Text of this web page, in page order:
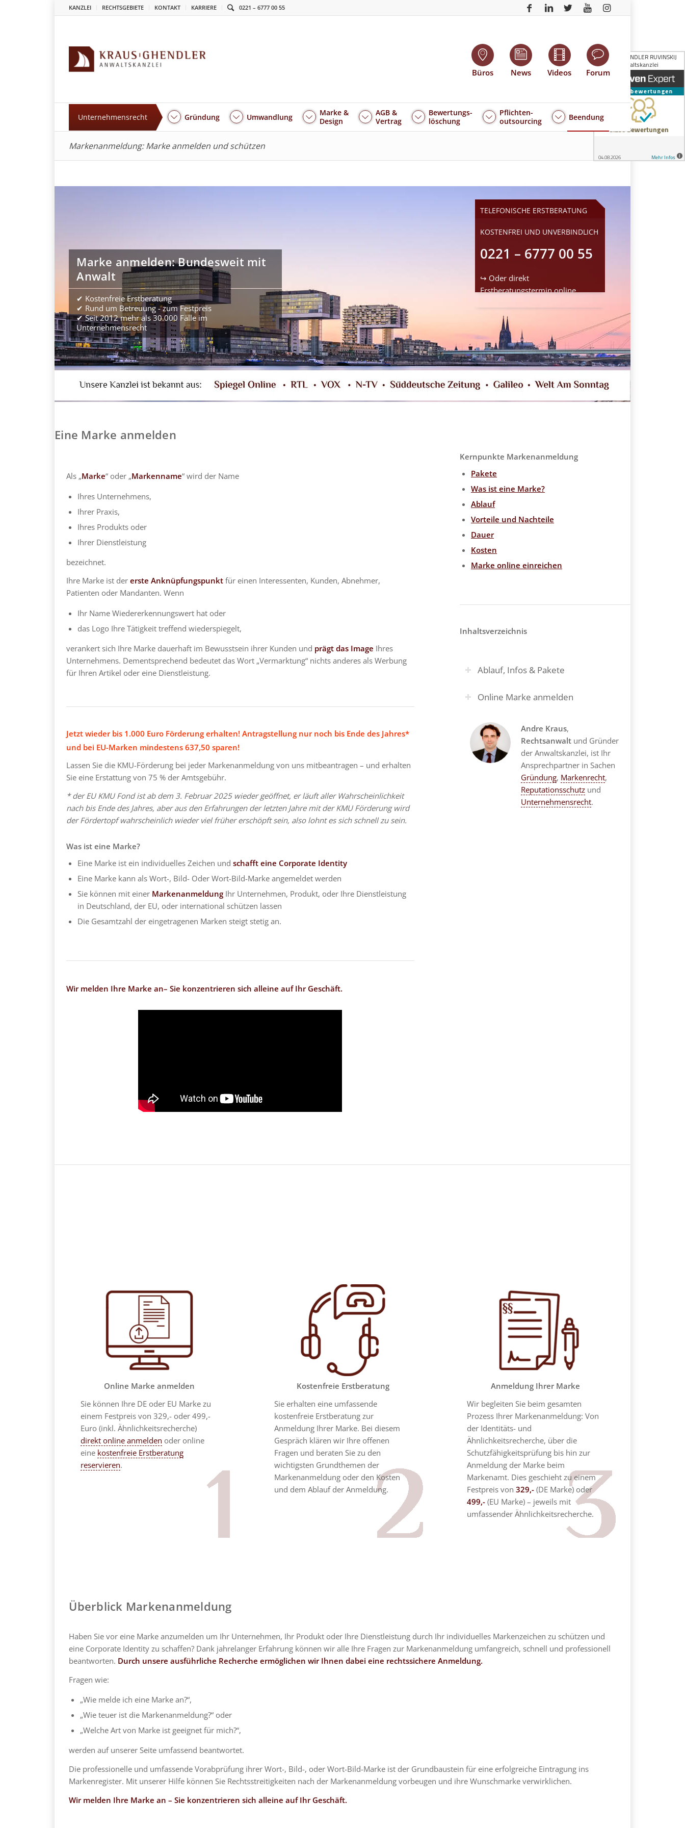
KANZLEI RECHTSGEBIETE KONTAKT KARRIERE 0221 – 6777 00 55
Büros News Videos Forum
Unternehmensrecht Gründung Umwandlung
Marke &
Design
AGB &
Vertrag
Bewertungs-
löschung
Pflichten-
outsourcing
Beendung
Markenanmeldung: Marke anmelden und schützen
Marke anmelden: Bundesweit mit
Anwalt
✔ Kostenfreie Erstberatung
✔ Rund um Betreuung - zum Festpreis
✔ Seit 2012 mehr als 30.000 Fälle im
Unternehmensrecht
TELEFONISCHE ERSTBERATUNG
KOSTENFREI UND UNVERBINDLICH
0221 – 6777 00 55
↪ Oder direkt
Erstberatungsterminonline
Eine Marke anmelden
Als „Marke“ oder „Markenname“ wird der Name
Ihres Unternehmens,
Ihrer Praxis,
Ihres Produkts oder
Ihrer Dienstleistung
bezeichnet.
Ihre Marke ist dererste Anknüpfungspunktfür einen Interessenten, Kunden, Abnehmer,
Patienten oder Mandanten. Wenn
Ihr Name Wiedererkennungswert hat oder
das Logo Ihre Tätigkeit treffend wiederspiegelt,
verankert sich Ihre Marke dauerhaft im Bewusstsein ihrer Kunden und prägt das Image Ihres
Unternehmens. Dementsprechend bedeutet das Wort „Vermarktung“ nichts anderes als Werbung
für Ihren Artikel oder eine Dienstleistung.
Jetzt wieder bis 1.000 Euro Förderung erhalten! Antragstellung nur noch bis Ende des Jahres*
und bei EU-Marken mindestens 637,50 sparen!
Lassen Sie die KMU-Förderung bei jeder Markenanmeldung von uns mitbeantragen – und erhalten
Sie eine Erstattung von 75 % der Amtsgebühr.
* der EU KMU Fond ist ab dem 3. Februar 2025 wieder geöffnet, er läuft aller Wahrscheinlichkeit
nach bis Ende des Jahres, aber aus den Erfahrungen der letzten Jahre mit der KMU Förderung wird
der Fördertopf wahrscheinlich wieder viel früher erschöpft sein, also lohnt es sich schnell zu sein.
Was ist eine Marke?
Eine Marke ist ein individuelles Zeichen und schafft eine Corporate Identity
Eine Marke kann als Wort-, Bild- Oder Wort-Bild-Marke angemeldet werden
Sie können mit einer MarkenanmeldungIhr Unternehmen, Produkt, oder Ihre Dienstleistung
in Deutschland, der EU, oder international schützen lassen
Die Gesamtzahl der eingetragenen Marken steigt stetig an.
Wir melden Ihre Marke an– Sie konzentrieren sich alleine auf Ihr Geschäft.
Kernpunkte Markenanmeldung
Pakete
Was ist eine Marke?
Ablauf
Vorteile und Nachteile
Dauer
Kosten
Marke online einreichen
Inhaltsverzeichnis
Ablauf, Infos & Pakete
Online Marke anmelden
Andre Kraus,
Rechtsanwalt und Gründer
der Anwaltskanzlei, ist Ihr
Ansprechpartner in Sachen
Gründung, Markenrecht,
Reputationsschutz und
Unternehmensrecht.
Online Marke anmelden
Sie können Ihre DE oder EU Marke zu
einem Festpreis von 329,- oder 499,-
Euro (inkl. Ähnlichkeitsrecherche)
direkt online anmelden oder online
eine kostenfreie Erstberatung
reservieren.
Kostenfreie Erstberatung
Sie erhalten eine umfassende
kostenfreie Erstberatung zur
Anmeldung Ihrer Marke. Bei diesem
Gespräch klären wir Ihre offenen
Fragen und beraten Sie zu den
wichtigsten Grundthemen der
Markenanmeldung oder den Kosten
und dem Ablauf der Anmeldung.
Anmeldung Ihrer Marke
Wir begleiten Sie beim gesamten
Prozess Ihrer Markenanmeldung: Von
der Identitäts- und
Ähnlichkeitsrecherche, über die
Schutzfähigkeitsprüfung bis hin zur
Anmeldung der Marke beim
Markenamt. Dies geschieht zu einem
Festpreis von 329,- (DE Marke) oder
499,- (EU Marke) – jeweils mit
umfassender Ähnlichkeitsrecherche.
Überblick Markenanmeldung
Haben Sie vor eine Marke anzumelden um Ihr Unternehmen, Ihr Produkt oder Ihre Dienstleistung durch Ihr individuelles Markenzeichen zu schützen und
eine Corporate Identity zu schaffen? Dank jahrelanger Erfahrung können wir alle Ihre Fragen zur Markenanmeldung umfangreich, schnell und professionell
beantworten. Durch unsere ausführliche Recherche ermöglichen wir Ihnen dabei eine rechtssichere Anmeldung.
Fragen wie:
„Wie melde ich eine Marke an?“,
„Wie teuer ist die Markenanmeldung?“ oder
„Welche Art von Marke ist geeignet für mich?“,
werden auf unserer Seite umfassend beantwortet.
Die professionelle und umfassende Vorabprüfung ihrer Wort-, Bild-, oder Wort-Bild-Marke ist der Grundbaustein für eine erfolgreiche Eintragung ins
Markenregister. Mit unserer Hilfe können Sie Rechtsstreitigkeiten nach der Markenanmeldung vorbeugen und ihre Wunschmarke verwirklichen.
Wir melden Ihre Marke an – Sie konzentrieren sich alleine auf Ihr Geschäft.